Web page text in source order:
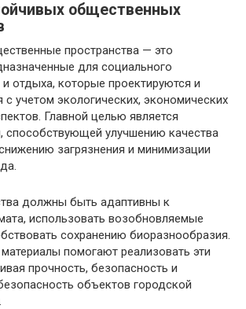
общественных
пространства — это
для социального
отдыха, которые проектируются и
с учетом экологических, экономических
Главной целью является
способствующей улучшению качества
загрязнения и минимизации
должны быть адаптивны к
использовать возобновляемые
сохранению биоразнообразия.
помогают реализовать эти
прочность, безопасность и
объектов городской